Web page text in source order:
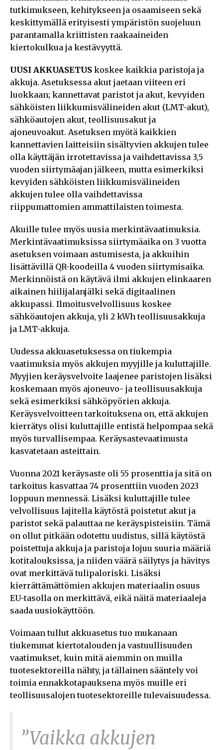
tutkimukseen, kehitykseen ja osaamiseen sekä
keskittymällä erityisesti ympäristön suojeluun
parantamalla kriittisten raakaaineiden
kiertokulkua ja kestävyyttä.
UUSI AKKUASETUS koskee kaikkia paristoja ja
akkuja. Asetuksessa akut jaetaan viiteen eri
luokkaan; kannettavat paristot ja akut, kevyiden
sähköisten liikkumisvälineiden akut (LMT-akut),
sähköautojen akut, teollisuusakut ja
ajoneuvoakut. Asetuksen myötä kaikkien
kannettavien laitteisiin sisältyvien akkujen tulee
olla käyttäjän irrotettavissa ja vaihdettavissa 3,5
vuoden siirtymäajan jälkeen, mutta esimerkiksi
kevyiden sähköisten liikkumisvälineiden
akkujen tulee olla vaihdettavissa
riippumattomien ammattilaisten toimesta.
Akuille tulee myös uusia merkintävaatimuksia.
Merkintävaatimuksissa siirtymäaika on 3 vuotta
asetuksen voimaan astumisesta, ja akkuihin
lisättävillä QR-koodeilla 4 vuoden siirtymisaika.
Merkinnöistä on käytävä ilmi akkujen elinkaaren
aikainen hiilijalanjälki sekä digitaalinen
akkupassi. Ilmoitusvelvollisuus koskee
sähköautojen akkuja, yli 2 kWh teollisuusakkuja
ja LMT-akkuja.
Uudessa akkuasetuksessa on tiukempia
vaatimuksia myös akkujen myyjille ja kuluttajille.
Myyjien keräysvelvoite laajenee paristojen lisäksi
koskemaan myös ajoneuvo- ja teollisuusakkuja
sekä esimerkiksi sähköpyörien akkuja.
Keräysvelvoitteen tarkoituksena on, että akkujen
kierrätys olisi kuluttajille entistä helpompaa sekä
myös turvallisempaa. Keräysastevaatimusta
kasvatetaan asteittain.
Vuonna 2021 keräysaste oli 55 prosenttia ja sitä on
tarkoitus kasvattaa 74 prosenttiin vuoden 2023
loppuun mennessä. Lisäksi kuluttajille tulee
velvollisuus lajitella käytöstä poistetut akut ja
paristot sekä palauttaa ne keräyspisteisiin. Tämä
on ollut pitkään odotettu uudistus, sillä käytöstä
poistettuja akkuja ja paristoja lojuu suuria määriä
kotitalouksissa, ja niiden väärä säilytys ja hävitys
ovat merkittävä tulipaloriski. Lisäksi
kierrättämättömien akkujen materiaalin osuus
EU-tasolla on merkittävä, eikä näitä materiaaleja
saada uusiokäyttöön.
Voimaan tullut akkuasetus tuo mukanaan
tiukemmat kiertotalouden ja vastuullisuuden
vaatimukset, kuin mitä aiemmin on muilla
tuotesektoreilla nähty, ja tällainen sääntely voi
toimia ennakkotapauksena myös muille eri
teollisuusalojen tuotesektoreille tulevaisuudessa.
”Vaikka akkujen